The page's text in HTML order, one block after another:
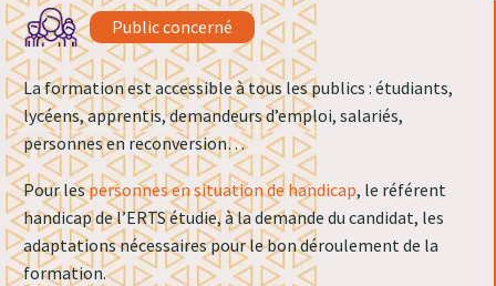
Public concerné
La formation est accessible à tous les publics : étudiants,
lycéens, apprentis, demandeurs d’emploi, salariés,
personnes en reconversion…
Pour lespersonnes en situation de handicap, le référent
handicap de l’ERTS étudie, à la demande du candidat, les
adaptations nécessaires pour le bon déroulement de la
formation.